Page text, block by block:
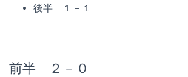
後半 １－１
前半 ２－０